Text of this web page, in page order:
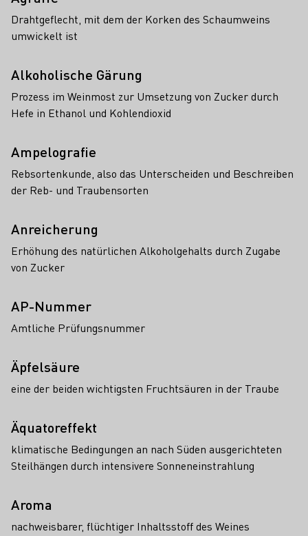
Drahtgeflecht, mit dem der Korken des Schaumweins
umwickelt ist
Alkoholische Gärung
Prozess im Weinmost zur Umsetzung von Zucker durch
Hefe in Ethanol und Kohlendioxid
Ampelografie
Rebsortenkunde, also das Unterscheiden und Beschreiben
der Reb- und Traubensorten
Anreicherung
Erhöhung des natürlichen Alkoholgehalts durch Zugabe
von Zucker
AP-Nummer
Amtliche Prüfungsnummer
Äpfelsäure
eine der beiden wichtigsten Fruchtsäuren in der Traube
Äquatoreffekt
klimatische Bedingungen an nach Süden ausgerichteten
Steilhängen durch intensivere Sonneneinstrahlung
Aroma
nachweisbarer, flüchtiger Inhaltsstoff des Weines